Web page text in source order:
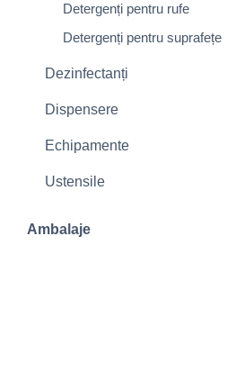
Detergenți pentru rufe
Detergenți pentru suprafețe
Dezinfectanți
Dispensere
Echipamente
Ustensile
Ambalaje